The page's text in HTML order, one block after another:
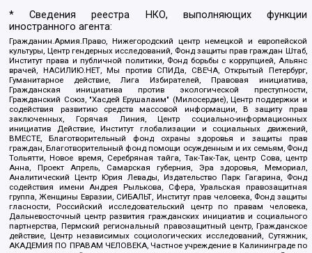
* Сведения реестра НКО, выполняющих функции
иностранного агента:
Гражданин.Армия.Право, Нижегородский центр немецкой и европейской
культуры, Центр гендерных исследований, Фонд защиты прав граждан Штаб,
Институт права и публичной политики, Фонд борьбы с коррупцией, Альянс
врачей, НАСИЛИЮ.НЕТ, Мы против СПИДа, СВЕЧА, Открытый Петербург,
Гуманитарное действие, Лига Избирателей, Правовая инициатива,
Гражданская инициатива против экологической преступности,
Гражданский Союз, "Хасдей Ерушалаим" (Милосердие), Центр поддержки и
содействия развитию средств массовой информации, В защиту прав
заключенных, Горячая Линия, Центр социально-информационных
инициатив Действие, Институт глобализации и социальных движений,
ВМЕСТЕ, Благотворительный фонд охраны здоровья и защиты прав
граждан, Благотворительный фонд помощи осужденным и их семьям, Фонд
Тольятти, Новое время, Серебряная тайга, Так-Так-Так, центр Сова, центр
Анна, Проект Апрель, Самарская губерния, Эра здоровья, Мемориал,
Аналитический Центр Юрия Левады, Издательство Парк Гагарина, Фонд
содействия имени Андрея Рылькова, Сфера, Уральская правозащитная
группа, Женщины Евразии, СИБАЛЬТ, Институт прав человека, Фонд защиты
гласности, Российский исследовательский центр по правам человека,
Дальневосточный центр развития гражданских инициатив и социального
партнерства, Пермский региональный правозащитный центр, Гражданское
действие, Центр независимых социологических исследований, Сутяжник,
АКАДЕМИЯ ПО ПРАВАМ ЧЕЛОВЕКА, Частное учреждение в Калининграде по